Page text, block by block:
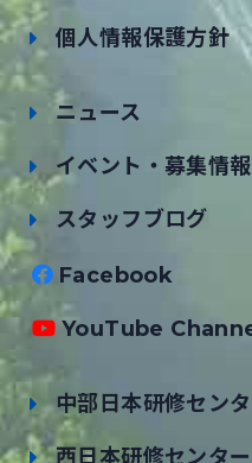
個人情報保護方針
ニュース
イベント・募集情報
スタッフブログ
Facebook
YouTube
中部日本研修セン
西日本研修センター